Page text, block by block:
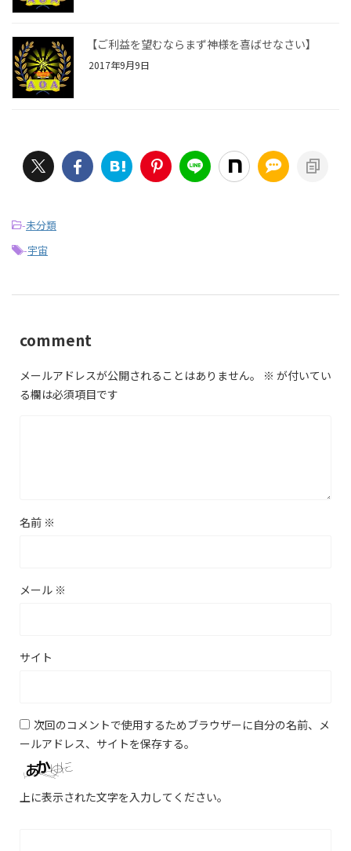
【ご利益を望むならまず神様を喜ばせなさい】
2017年9月9日
-未分類
-宇宙
comment
メールアドレスが公開されることはありません。 ※ が付いてい
る欄は必須項目です
名前 ※
メール ※
サイト
次回のコメントで使用するためブラウザーに自分の名前、メ
ールアドレス、サイトを保存する。
上に表示された文字を入力してください。